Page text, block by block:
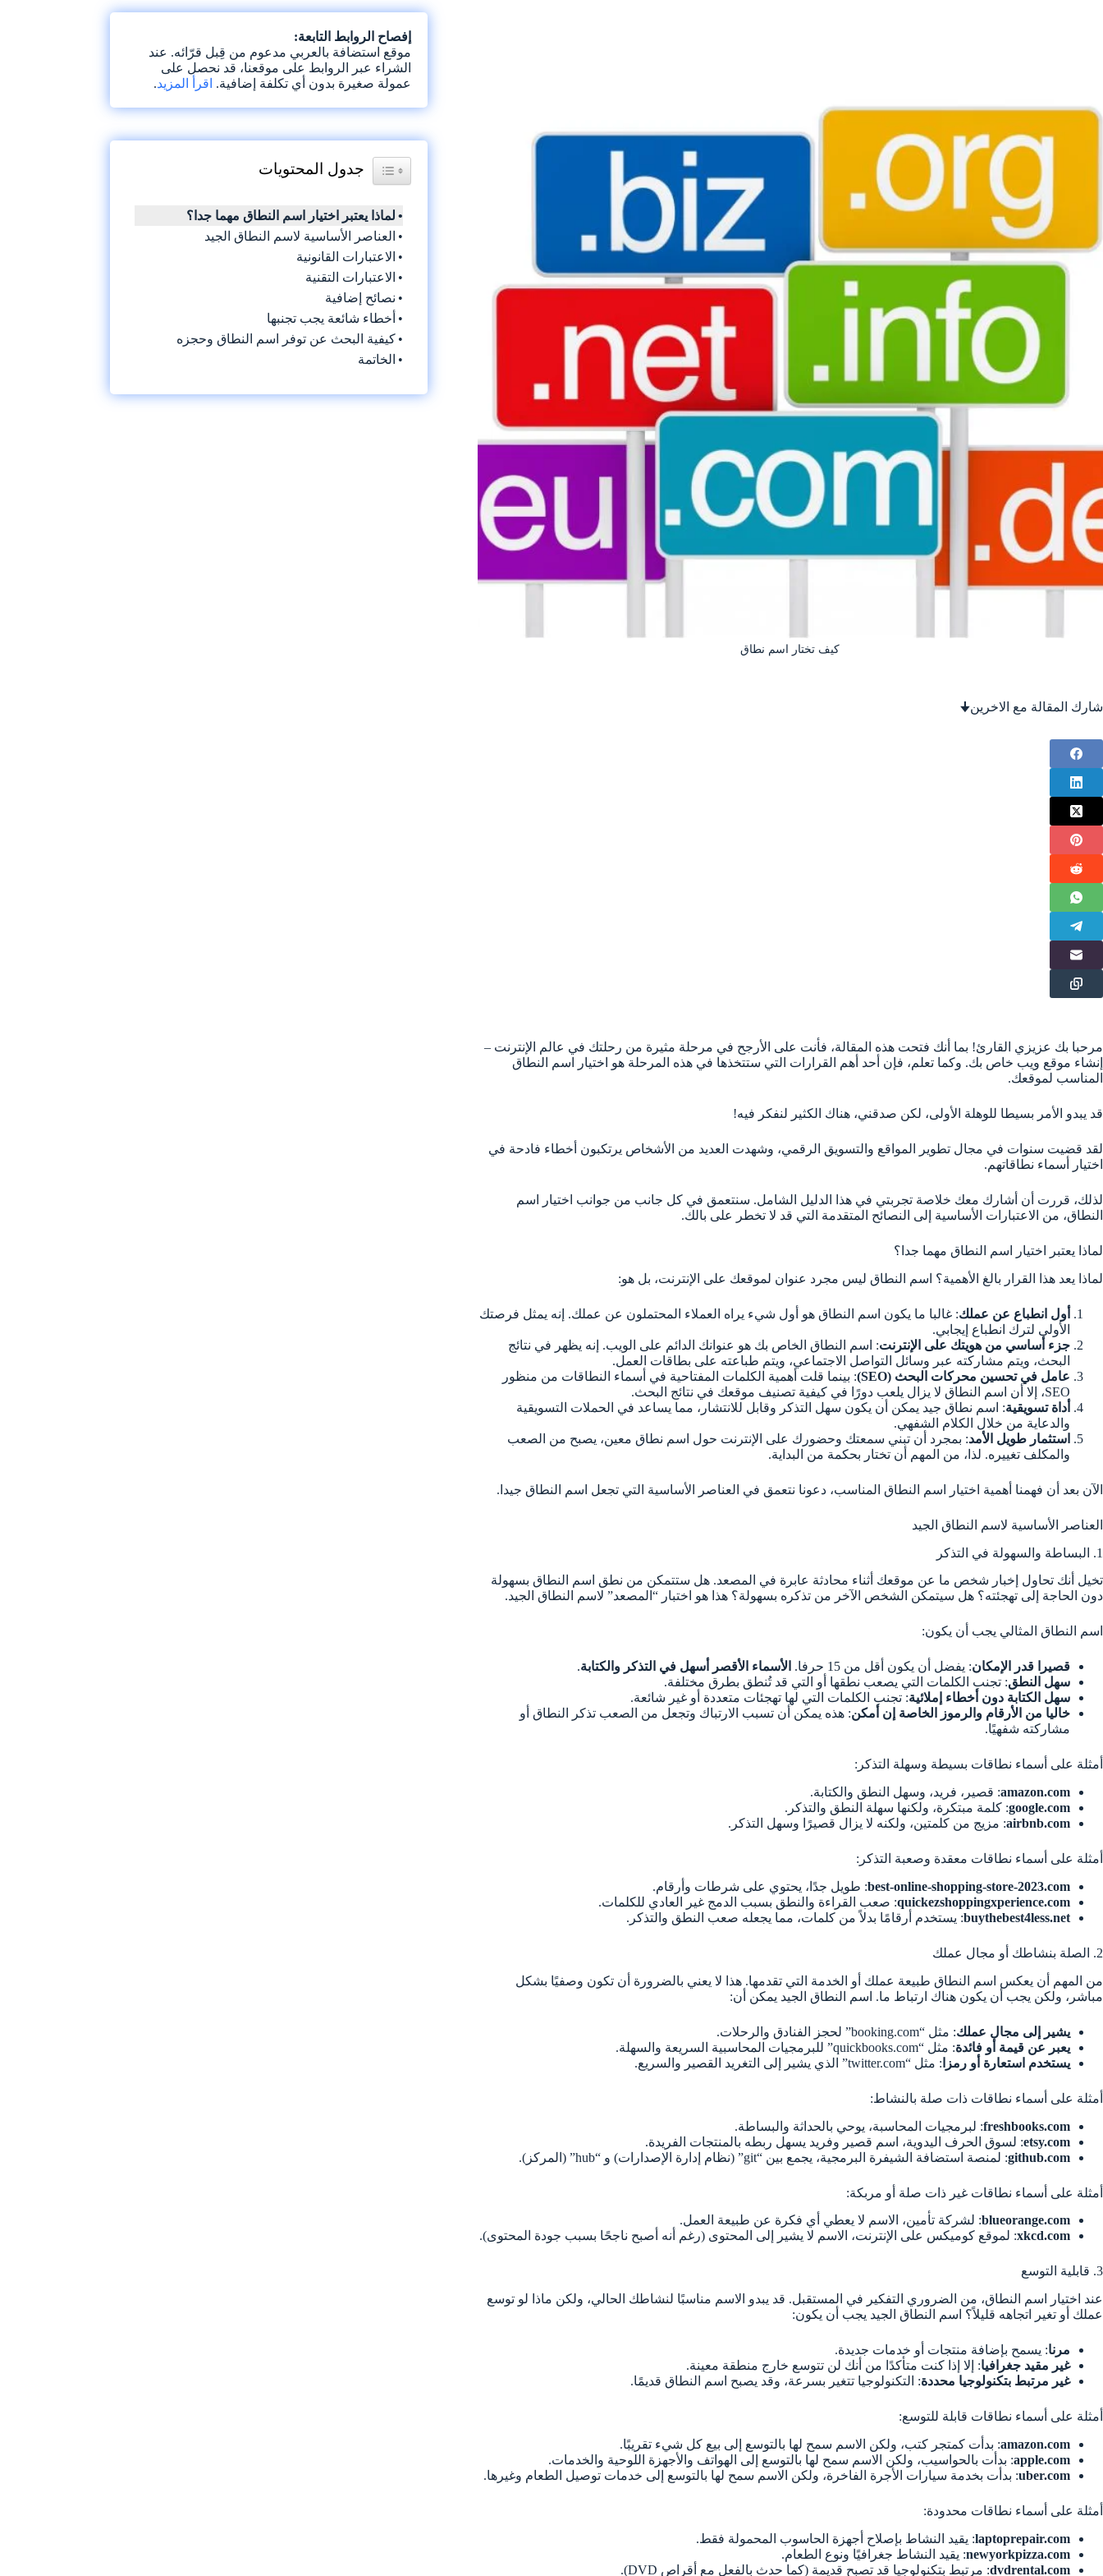
كيف تختار اسم نطاق
شارك المقالة مع الاخرين🠋
مرحبا بك عزيزي القارئ! بما أنك فتحت هذه المقالة، فأنت على الأرجح في مرحلة مثيرة من رحلتك في عالم الإنترنت –
إنشاء موقع ويب خاص بك. وكما تعلم، فإن أحد أهم القرارات التي ستتخذها في هذه المرحلة هو اختيار اسم النطاق
المناسب لموقعك.
قد يبدو الأمر بسيطا للوهلة الأولى، لكن صدقني، هناك الكثير لنفكر فيه!
لقد قضيت سنوات في مجال تطوير المواقع والتسويق الرقمي، وشهدت العديد من الأشخاص يرتكبون أخطاء فادحة في
اختيار أسماء نطاقاتهم.
لذلك، قررت أن أشارك معك خلاصة تجربتي في هذا الدليل الشامل. سنتعمق في كل جانب من جوانب اختيار اسم
النطاق، من الاعتبارات الأساسية إلى النصائح المتقدمة التي قد لا تخطر على بالك.
لماذا يعتبر اختيار اسم النطاق مهما جدا؟
لماذا يعد هذا القرار بالغ الأهمية؟ اسم النطاق ليس مجرد عنوان لموقعك على الإنترنت، بل هو:
أول انطباع عن عملك: غالبا ما يكون اسم النطاق هو أول شيء يراه العملاء المحتملون عن عملك. إنه يمثل فرصتك
الأولى لترك انطباع إيجابي.
جزء أساسي من هويتك على الإنترنت: اسم النطاق الخاص بك هو عنوانك الدائم على الويب. إنه يظهر في نتائج
البحث، ويتم مشاركته عبر وسائل التواصل الاجتماعي، ويتم طباعته على بطاقات العمل.
عامل في تحسين محركات البحث (SEO)
: بينما قلت أهمية الكلمات المفتاحية في أسماء النطاقات من منظور
SEO، إلا أن اسم النطاق لا يزال يلعب دورًا في كيفية تصنيف موقعك في نتائج البحث.
أداة تسويقية: اسم نطاق جيد يمكن أن يكون سهل التذكر وقابل للانتشار، مما يساعد في الحملات التسويقية
والدعاية من خلال الكلام الشفهي.
استثمار طويل الأمد: بمجرد أن تبني سمعتك وحضورك على الإنترنت حول اسم نطاق معين، يصبح من الصعب
والمكلف تغييره. لذا، من المهم أن تختار بحكمة من البداية.
الآن بعد أن فهمنا أهمية اختيار اسم النطاق المناسب، دعونا نتعمق في العناصر الأساسية التي تجعل اسم النطاق جيدا.
العناصر الأساسية لاسم النطاق الجيد
1. البساطة والسهولة في التذكر
تخيل أنك تحاول إخبار شخص ما عن موقعك أثناء محادثة عابرة في المصعد. هل ستتمكن من نطق اسم النطاق بسهولة
دون الحاجة إلى تهجئته؟ هل سيتمكن الشخص الآخر من تذكره بسهولة؟ هذا هو اختبار “المصعد” لاسم النطاق الجيد.
اسم النطاق المثالي يجب أن يكون:
قصيرا قدر الإمكان: يفضل أن يكون أقل من 15 حرفا. الأسماء الأقصر أسهل في التذكر والكتابة.
سهل النطق: تجنب الكلمات التي يصعب نطقها أو التي قد تُنطق بطرق مختلفة.
سهل الكتابة دون أخطاء إملائية: تجنب الكلمات التي لها تهجئات متعددة أو غير شائعة.
خاليا من الأرقام والرموز الخاصة إن أمكن: هذه يمكن أن تسبب الارتباك وتجعل من الصعب تذكر النطاق أو
مشاركته شفهيًا.
أمثلة على أسماء نطاقات بسيطة وسهلة التذكر:
amazon.com: قصير، فريد، وسهل النطق والكتابة.
google.com: كلمة مبتكرة، ولكنها سهلة النطق والتذكر.
airbnb.com: مزيج من كلمتين، ولكنه لا يزال قصيرًا وسهل التذكر.
أمثلة على أسماء نطاقات معقدة وصعبة التذكر:
best-online-shopping-store-2023.com: طويل جدًا، يحتوي على شرطات وأرقام.
quickezshoppingxperience.com: صعب القراءة والنطق بسبب الدمج غير العادي للكلمات.
buythebest4less.net: يستخدم أرقامًا بدلاً من كلمات، مما يجعله صعب النطق والتذكر.
2. الصلة بنشاطك أو مجال عملك
من المهم أن يعكس اسم النطاق طبيعة عملك أو الخدمة التي تقدمها. هذا لا يعني بالضرورة أن تكون وصفيًا بشكل
مباشر، ولكن يجب أن يكون هناك ارتباط ما. اسم النطاق الجيد يمكن أن:
يشير إلى مجال عملك: مثل “booking.com” لحجز الفنادق والرحلات.
يعبر عن قيمة أو فائدة: مثل “quickbooks.com” للبرمجيات المحاسبية السريعة والسهلة.
يستخدم استعارة أو رمزا : مثل “twitter.com” الذي يشير إلى التغريد القصير والسريع.
أمثلة على أسماء نطاقات ذات صلة بالنشاط:
freshbooks.com: لبرمجيات المحاسبة، يوحي بالحداثة والبساطة.
etsy.com: لسوق الحرف اليدوية، اسم قصير وفريد يسهل ربطه بالمنتجات الفريدة.
github.com: لمنصة استضافة الشيفرة البرمجية، يجمع بين “git” (نظام إدارة الإصدارات) و “hub” (المركز).
أمثلة على أسماء نطاقات غير ذات صلة أو مربكة:
blueorange.com: لشركة تأمين، الاسم لا يعطي أي فكرة عن طبيعة العمل.
xkcd.com: لموقع كوميكس على الإنترنت، الاسم لا يشير إلى المحتوى (رغم أنه أصبح ناجحًا بسبب جودة المحتوى).
3. قابلية التوسع
عند اختيار اسم النطاق، من الضروري التفكير في المستقبل. قد يبدو الاسم مناسبًا لنشاطك الحالي، ولكن ماذا لو توسع
عملك أو تغير اتجاهه قليلاً؟ اسم النطاق الجيد يجب أن يكون:
مرنا: يسمح بإضافة منتجات أو خدمات جديدة.
غير مقيد جغرافيا: إلا إذا كنت متأكدًا من أنك لن تتوسع خارج منطقة معينة.
غير مرتبط بتكنولوجيا محددة: التكنولوجيا تتغير بسرعة، وقد يصبح اسم النطاق قديمًا.
أمثلة على أسماء نطاقات قابلة للتوسع:
amazon.com: بدأت كمتجر كتب، ولكن الاسم سمح لها بالتوسع إلى بيع كل شيء تقريبًا.
apple.com: بدأت بالحواسيب، ولكن الاسم سمح لها بالتوسع إلى الهواتف والأجهزة اللوحية والخدمات.
uber.com: بدأت بخدمة سيارات الأجرة الفاخرة، ولكن الاسم سمح لها بالتوسع إلى خدمات توصيل الطعام وغيرها.
أمثلة على أسماء نطاقات محدودة:
laptoprepair.com: يقيد النشاط بإصلاح أجهزة الحاسوب المحمولة فقط.
newyorkpizza.com: يقيد النشاط جغرافيًا ونوع الطعام.
dvdrental.com: مرتبط بتكنولوجيا قد تصبح قديمة (كما حدث بالفعل مع أقراص DVD).
إفصاح الروابط التابعة:
موقع استضافة بالعربي مدعوم من قِبل قرّائه. عند
الشراء عبر الروابط على موقعنا، قد نحصل على
عمولة صغيرة بدون أي تكلفة إضافية. اقرأ المزيد.
جدول المحتويات
Toggle Table of Content
لماذا يعتبر اختيار اسم النطاق مهما جدا؟
العناصر الأساسية لاسم النطاق الجيد
الاعتبارات القانونية
الاعتبارات التقنية
نصائح إضافية
أخطاء شائعة يجب تجنبها
كيفية البحث عن توفر اسم النطاق وحجزه
الخاتمة
عرض خاص على استضافة هوستنجر!
باقة $1.49/شهر بدلاً عن $9.99
احصل على العرض الآن